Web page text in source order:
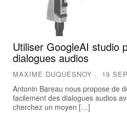
Utiliser GoogleAI studio
dialogues audios
MAXIME DUQUESNOY 19
Antonin Bareau nous propose de
facilement des dialogues audios
cherchez un moyen […]